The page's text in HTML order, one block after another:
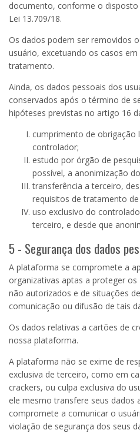
documento, conforme o disposto
Lei 13.709/18.
Os dados podem ser removidos
usuário, excetuando os casos
tratamento.
Ainda, os dados pessoais dos
conservados após o término de
hipóteses previstas no artigo 16
cumprimento de obrigação
controlador;
estudo por órgão de
possível, a anonimização
transferência a terceiro,
requisitos de tratamento
uso exclusivo do
terceiro, e desde que
5 - Segurança dos dados
A plataforma se compromete a
organizativas aptas a proteger
não autorizados e de situações
comunicação ou difusão de tais
Os dados relativas a cartões de
nossa plataforma.
A plataforma não se exime de
exclusiva de terceiro, como em
crackers, ou culpa exclusiva do
ele mesmo transfere seus dados
compromete a comunicar o
violação de segurança dos seus